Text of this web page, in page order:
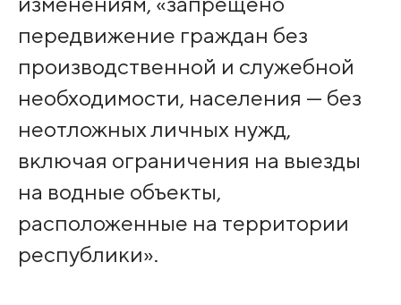
передвижение граждан без
производственной и служебной
необходимости, населения — без
неотложных личных нужд,
включая ограничения на выезды
на водные объекты,
расположенные на территории
республики».